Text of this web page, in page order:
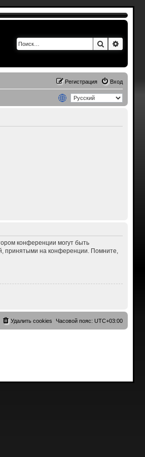
Поиск
Вход
Регистрация
конференции могут быть
принятыми на конференции. Помните,
Часовой пояс:UTC+03:00
Удалить cookies